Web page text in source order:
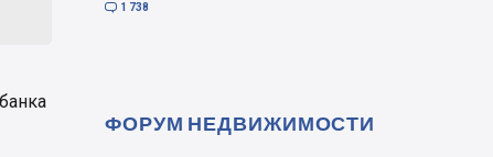
 1 738
ФОРУМ НЕДВИЖИМОСТИ